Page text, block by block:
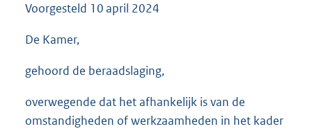
Voorgesteld 10 april 2024
De Kamer,
gehoord de beraadslaging,
overwegende dat het afhankelijk is van de
omstandigheden of werkzaamheden in het kader